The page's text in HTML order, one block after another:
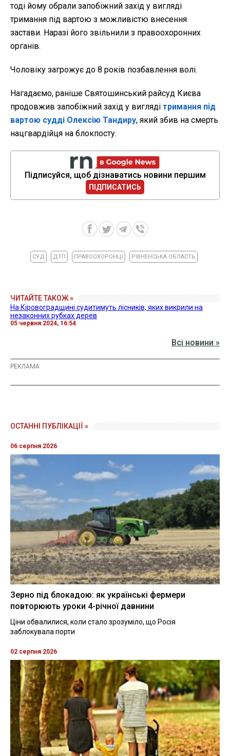
тоді йому обрали запобіжний захід у вигляді
тримання під вартою з можливістю внесення
застави. Наразі його звільнили з правоохоронних
органів.
Чоловіку загрожує до 8 років позбавлення волі.
Нагадаємо, раніше Святошинський райсуд Києва
продовжив запобіжний захід у вигляді тримання під
вартою судді Олексію Тандиру, який збив на смерть
нацгвардійця на блокпосту.
Підписуйся, щоб дізнаватись новини першим
ПІДПИСАТИСЬ
СУД ДТП ПРАВООХОРОНЦІ РІВНЕНСЬКА ОБЛАСТЬ
ЧИТАЙТЕ ТАКОЖ »
На Кіровоградщині судитимуть лісників, яких викрили на
незаконних рубках дерев
05 червня 2024, 16:54
Всі новини »
ОСТАННІ ПУБЛІКАЦІЇ »
06 серпня 2026
Зерно під блокадою: як українські фермери
повторюють уроки 4-річної давнини
Ціни обвалилися, коли стало зрозуміло, що Росія
заблокувала порти
02 серпня 2026